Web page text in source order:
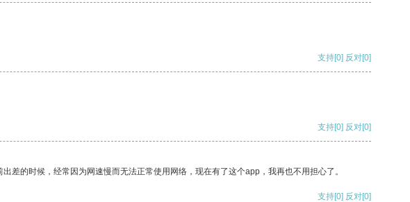
支持[0] 反对[0]
支持[0] 反对[0]
的时候，经常因为网速慢而无法正常使用网络，现在有了这个app，我再也不用担心了。
支持[0] 反对[0]